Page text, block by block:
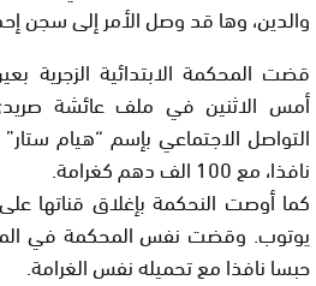
والدين، وها قد وصل الأمر إلى سجن
قضت المحكمة الابتدائية الزجرية
أمس الاثنين في ملف عائشة
التواصل الاجتماعي بإسم “هيام
نافذا، مع 100 الف دهم كغرامة.
كما أوصت النحكمة بإغلاق قناتها
يوتوب. وقضت نفس المحكمة في
حبسا نافذا مع تحميله نفس الغرامة.